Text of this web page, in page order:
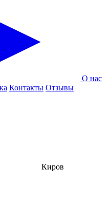
О нас
Контакты Отзывы
Киров